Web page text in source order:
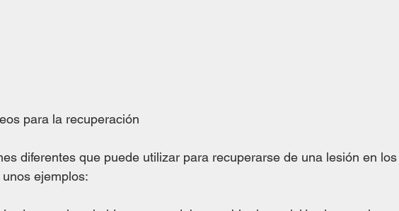
para la recuperación
diferentes que puede utilizar para recuperarse de una lesión en los
ejemplos: